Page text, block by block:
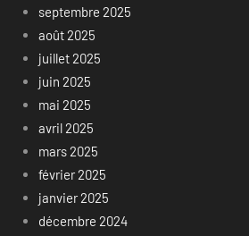
septembre 2025
août 2025
juillet 2025
juin 2025
mai 2025
avril 2025
mars 2025
février 2025
janvier 2025
décembre 2024